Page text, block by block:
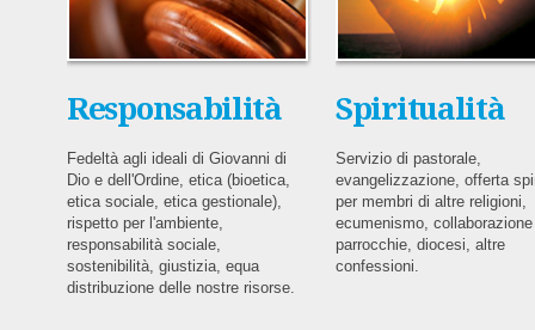
Responsabilità
Fedeltà agli ideali di Giovanni di
Dio e dell'Ordine, etica (bioetica,
etica sociale, etica gestionale),
rispetto per l'ambiente,
responsabilità sociale,
sostenibilità, giustizia, equa
distribuzione delle nostre risorse.
Spiritualità
Servizio di pastorale,
evangelizzazione, offerta
per membri di altre religioni,
ecumenismo,
parrocchie, diocesi, altre
confessioni.